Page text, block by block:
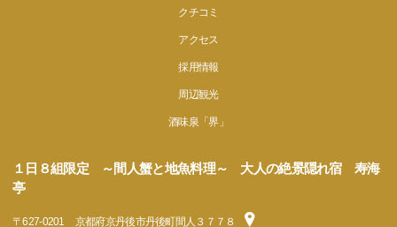
クチコミ
アクセス
採用情報
周辺観光
酒味泉「界」
１日８組限定 ～間人蟹と地魚料理～ 大人の絶景隠れ宿 寿海
亭
〒627-0201 京都府京丹後市丹後町間人３７７８